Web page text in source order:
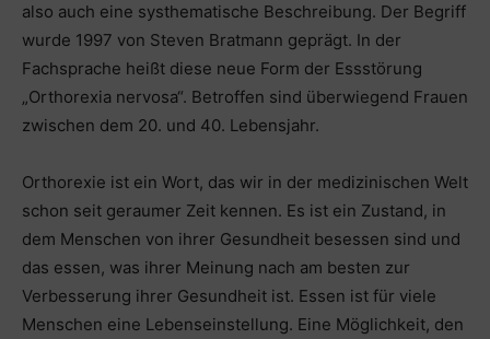
also auch eine systhematische Beschreibung. Der Begriff
wurde 1997 von Steven Bratmann geprägt. In der
Fachsprache heißt diese neue Form der Essstörung
„Orthorexia nervosa“. Betroffen sind überwiegend Frauen
zwischen dem 20. und 40. Lebensjahr.
Orthorexie ist ein Wort, das wir in der medizinischen Welt
schon seit geraumer Zeit kennen. Es ist ein Zustand, in
dem Menschen von ihrer Gesundheit besessen sind und
das essen, was ihrer Meinung nach am besten zur
Verbesserung ihrer Gesundheit ist. Essen ist für viele
Menschen eine Lebenseinstellung. Eine Möglichkeit, den